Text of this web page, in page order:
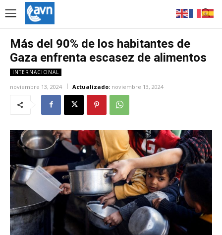
Más del 90% de los habitantes de
Gaza enfrenta escasez de alimentos
INTERNACIONAL
noviembre 13, 2024 Actualizado: noviembre 13, 2024